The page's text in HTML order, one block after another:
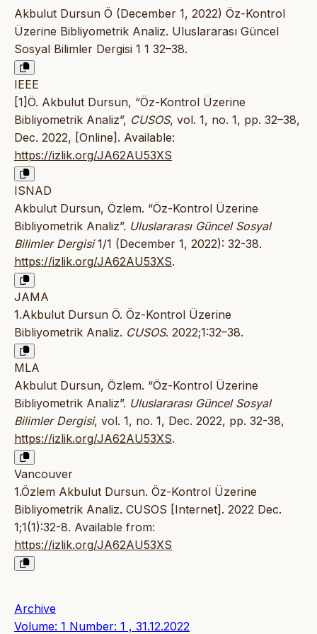
Akbulut Dursun Ö (December 1, 2022) Öz-Kontrol
Üzerine Bibliyometrik Analiz. Uluslararası Güncel
Sosyal Bilimler Dergisi 1 1 32–38.
IEEE
[1]Ö. Akbulut Dursun, “Öz-Kontrol Üzerine
Bibliyometrik Analiz”, CUSOS, vol. 1, no. 1, pp. 32–38,
Dec. 2022, [Online]. Available:
https://izlik.org/JA62AU53XS
ISNAD
Akbulut Dursun, Özlem. “Öz-Kontrol Üzerine
Bibliyometrik Analiz”. Uluslararası Güncel Sosyal
Bilimler Dergisi1/1 (December 1, 2022): 32-38.
https://izlik.org/JA62AU53XS.
JAMA
1.Akbulut Dursun Ö. Öz-Kontrol Üzerine
Bibliyometrik Analiz. CUSOS. 2022;1:32–38.
MLA
Akbulut Dursun, Özlem. “Öz-Kontrol Üzerine
Bibliyometrik Analiz”. Uluslararası Güncel Sosyal
Bilimler Dergisi, vol. 1, no. 1, Dec. 2022, pp. 32-38,
https://izlik.org/JA62AU53XS.
Vancouver
1.Özlem Akbulut Dursun. Öz-Kontrol Üzerine
Bibliyometrik Analiz. CUSOS [Internet]. 2022 Dec.
1;1(1):32-8. Available from:
https://izlik.org/JA62AU53XS
Archive
Volume: 1 Number: 1 , 31.12.2022